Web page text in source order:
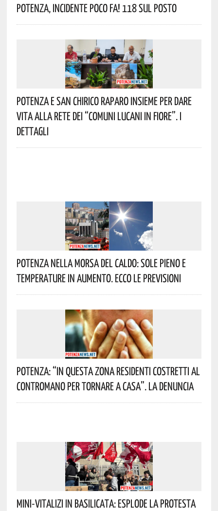
Potenza, Incidente Poco Fa! 118 Sul Posto
Potenza E San Chirico Raparo Insieme Per Dare
Vita Alla Rete Dei “Comuni Lucani In Fiore”. I
Dettagli
Potenza Nella Morsa Del Caldo: Sole Pieno E
Temperature In Aumento. Ecco Le Previsioni
Potenza: “In Questa Zona Residenti Costretti Al
Contromano Per Tornare A Casa”. La Denuncia
Mini-Vitalizi In Basilicata: Esplode La Protesta